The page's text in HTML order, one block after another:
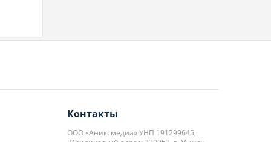
Контакты
ООО «Аниксмедиа» УНП 191299645,